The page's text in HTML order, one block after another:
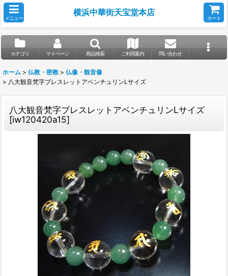
メニュー
横浜中華街天宝堂本店
カート
カテゴリ マイページ 商品検索 ご利用案内 問い合わせ
ホーム > 仏教・密教 > 仏像・観音像
> 八大観音梵字ブレスレットアベンチュリンLサイズ
八大観音梵字ブレスレットアベンチュリンLサイズ
[iw120420a15]